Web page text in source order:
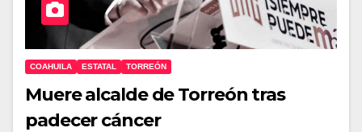
COAHUILA ESTATAL TORREÓN
Muere alcalde de Torreón tras
padecer cáncer